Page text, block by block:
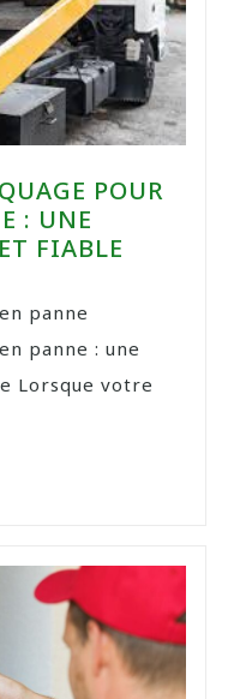
POUR
: UNE
FIABLE
panne
panne : une
Lorsque votre